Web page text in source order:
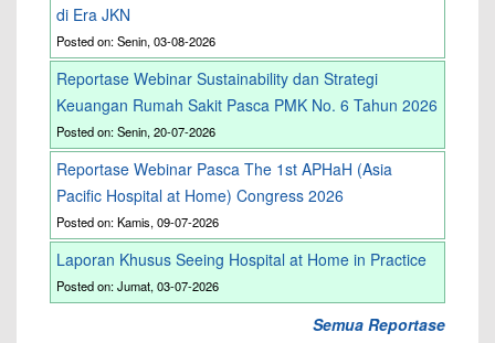
di Era JKN
Posted on: Senin, 03-08-2026
Reportase Webinar Sustainability dan Strategi
Keuangan Rumah Sakit Pasca PMK No. 6 Tahun 2026
Posted on: Senin, 20-07-2026
Reportase Webinar Pasca The 1st APHaH (Asia
Pacific Hospital at Home) Congress 2026
Posted on: Kamis, 09-07-2026
Laporan Khusus Seeing Hospital at Home in Practice
Posted on: Jumat, 03-07-2026
Semua Reportase